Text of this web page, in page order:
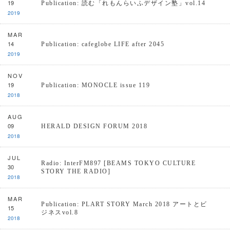
19
2019
Publication: 読む「れもんらいふデザイン塾」vol.14
MAR
14
2019
Publication: cafeglobe LIFE after 2045
NOV
19
2018
Publication: MONOCLE issue 119
AUG
09
2018
HERALD DESIGN FORUM 2018
JUL
30
2018
Radio: InterFM897 [BEAMS TOKYO CULTURE
STORY THE RADIO]
MAR
15
2018
Publication: PLART STORY March 2018 アートとビ
ジネスvol.8